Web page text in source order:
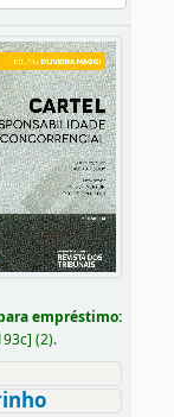
empréstimo:
] (2).